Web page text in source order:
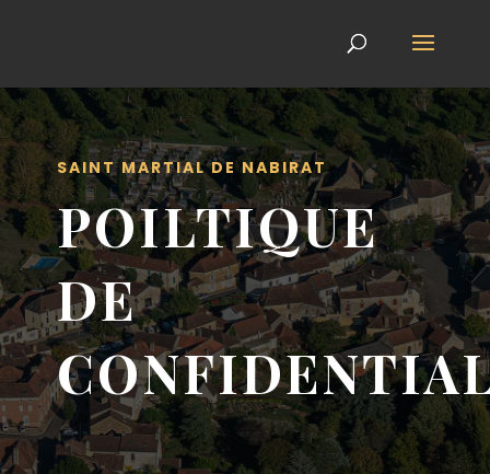
SAINT MARTIAL DE NABIRAT
POILTIQUE
DE